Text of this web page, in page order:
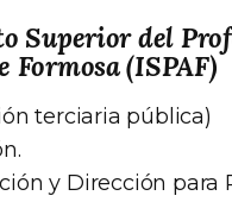
Superior del
Formosa (ISPAF)
terciaria pública)
y Dirección para